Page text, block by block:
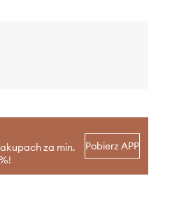
za min.
Pobierz APP